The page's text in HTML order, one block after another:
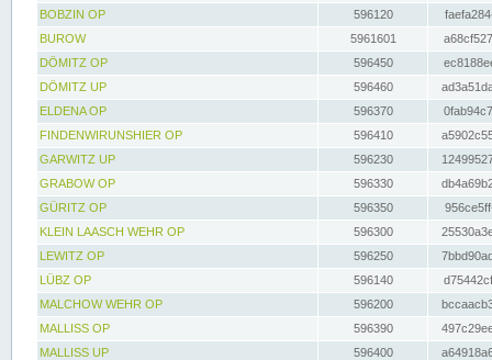
BOBZIN OP
596120
BUROW
5961601
DÖMITZ OP
596450
DÖMITZ UP
596460
ELDENA OP
596370
FINDENWIRUNSHIER OP
596410
GARWITZ UP
596230
GRABOW OP
596330
GÜRITZ OP
596350
KLEIN LAASCH WEHR OP
596300
LEWITZ OP
596250
LÜBZ OP
596140
MALCHOW WEHR OP
596200
MALLISS OP
596390
MALLISS UP
596400